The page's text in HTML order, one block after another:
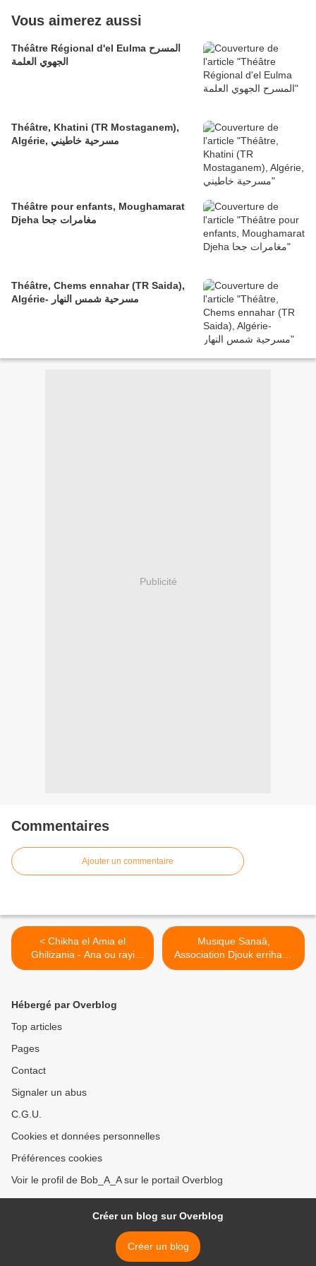
Vous aimerez aussi
Théâtre Régional d'el Eulma المسرح
الجهوي العلمة
Théâtre, Khatini (TR Mostaganem),
Algérie, مسرحية خاطيني
Théâtre pour enfants, Moughamarat
Djeha مغامرات جحا
Théâtre, Chems ennahar (TR Saida),
Algérie- مسرحية شمس النهار
Publicité
Commentaires
Ajouter un commentaire
< Chikha el Amia el
Ghilizania - Ana ou rayi
(Dandani) غناء راي بدوي ـ
Musique Sanaâ,
Association Djouk errihane
de Blida - Nouba raml maya
Hébergé par Overblog
Top articles
Pages
Contact
Signaler un abus
C.G.U.
Cookies et données personnelles
Préférences cookies
Voir le profil de Bob_A_A sur le portail Overblog
Créer un blog sur Overblog
Créer un blog